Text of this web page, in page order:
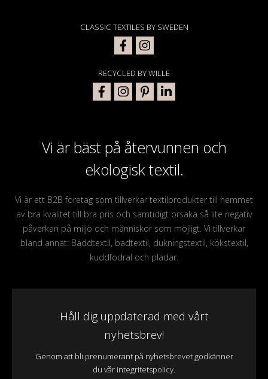
Vi är bäst på återvunnen och
ekologisk textil.
Vi är ett B2B företag som tillverkar textilprodukter till hemmet
av bra kvalitet till bra pris och samtidigt orsaka så lite negativ
påverkan på miljö och människor som möjligt. Vi tillverkar
bland annat: Bäddtextil, badtextil, dukningstextil, kökstextil,
kuddfodral och plädar.
Håll dig uppdaterad med vårt
nyhetsbrev!
Genom att bli prenumerant på nyhetsbrevet godkänner
du vår integritetspolicy.
CLASSIC TEXTILES BY SWEDEN
RECYCLED BY WILLE